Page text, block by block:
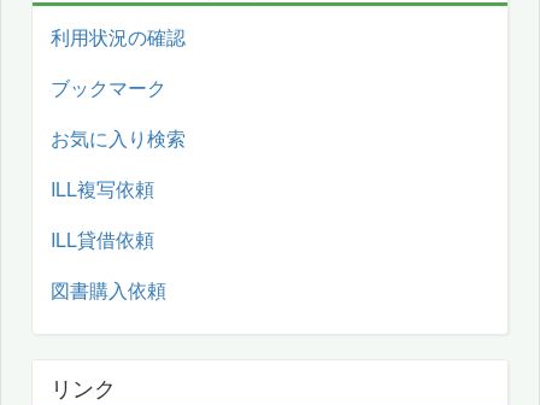
利用状況の確認
ブックマーク
お気に入り検索
ILL複写依頼
ILL貸借依頼
図書購入依頼
リンク